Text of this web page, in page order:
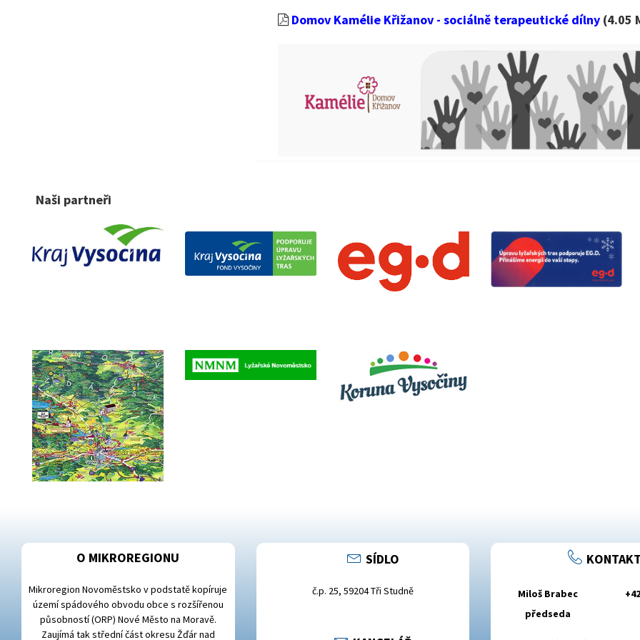
Domov Kamélie Křižanov - sociálně terapeutické dílny (4.05
Naši partneři
O MIKROREGIONU
Mikroregion Novoměstsko v podstatě kopíruje
území spádového obvodu obce s rozšířenou
působností (ORP) Nové Město na Moravě.
Zaujímá tak střední část okresu Žďár nad
SÍDLO
č.p. 25, 59204 Tři Studně
Miloš Brabec
předseda